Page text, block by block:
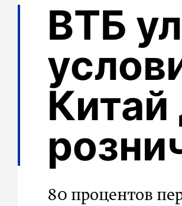
ВТБ
Китай
80 процентов